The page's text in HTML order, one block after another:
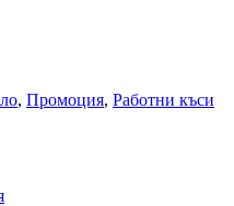
, Промоция, Работни къси